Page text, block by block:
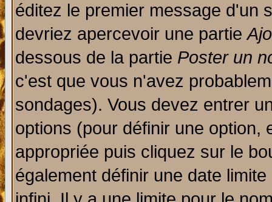
éditez le premier message d'un
devriez apercevoir une partie
dessous de la partie Poster un
c'est que vous n'avez
sondages). Vous devez entrer
options (pour définir une option,
appropriée puis cliquez sur le
également définir une date